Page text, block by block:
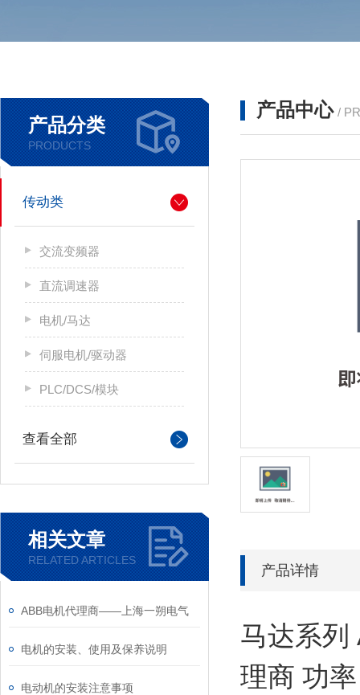
产品分类
PRODUCTS
传动类
交流变频器
直流调速器
电机/马达
伺服电机/驱动器
PLC/DCS/模块
查看全部
相关文章
RELATED ARTICLES
ABB电机代理商——上海一朔电气
电机的安装、使用及保养说明
电动机的安装注意事项
产品中心 /
产品详情
马达系
理商 功